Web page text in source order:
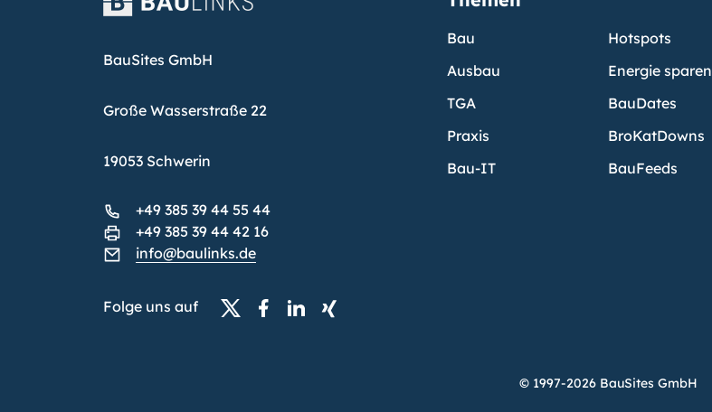
BauSites GmbH
Große Wasserstraße 22
19053 Schwerin
+49 385 39 44 55 44
+49 385 39 44 42 16
info@baulinks.de
Folge uns auf
Bau
Ausbau
TGA
Praxis
Bau-IT
Hotspots
Energie sparen
BauDates
BroKatDowns
BauFeeds
© 1997-2026 BauSites GmbH